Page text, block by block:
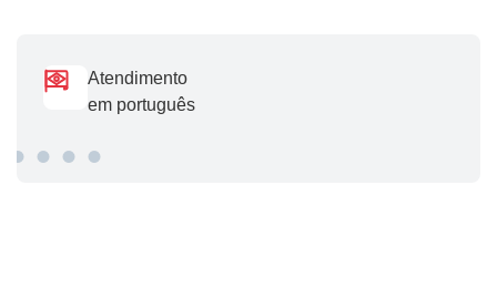
Atendimento
em português